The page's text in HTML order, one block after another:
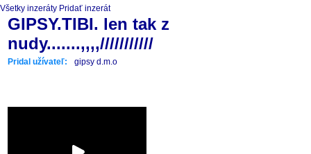
Všetky inzeráty Pridať inzerát
GIPSY.TIBI. len tak z
nudy.......,,,,///////////
Pridal užívateľ: gipsy d.m.o